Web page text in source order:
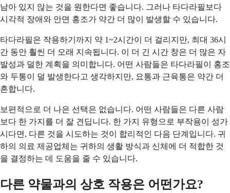
남아 있지 않는 것을 원한다면 좋습니다. 그러나 타다라필보다
시각적 장애와 안면 홍조가 약간 더 많이 발생할 수 있습니다.
타다라필은 작용하기까지 약 1~2시간이 더 걸리지만, 최대 36시
간 동안 훨씬 더 오래 지속됩니다. 이 더 긴 시간 창은 더 많은 자
발성과 덜한 계획을 의미합니다. 어떤 사람들은 타다라필이 홍조
와 두통이 덜 발생한다고 생각하지만, 요통과 근육통은 약간 더
흔합니다.
보편적으로 더 나은 선택은 없습니다. 어떤 사람들은 다른 사람
보다 한 가지를 더 잘 견딥니다. 한 가지 유형으로 부작용이 성가
시다면, 다른 것을 시도하는 것이 합리적인 다음 단계입니다. 귀
하의 의료 제공업체는 귀하의 생활 방식과 신체에 더 적합한 것
을 결정하는 데 도움을 줄 수 있습니다.
다른 약물과의 상호 작용은 어떤가요?